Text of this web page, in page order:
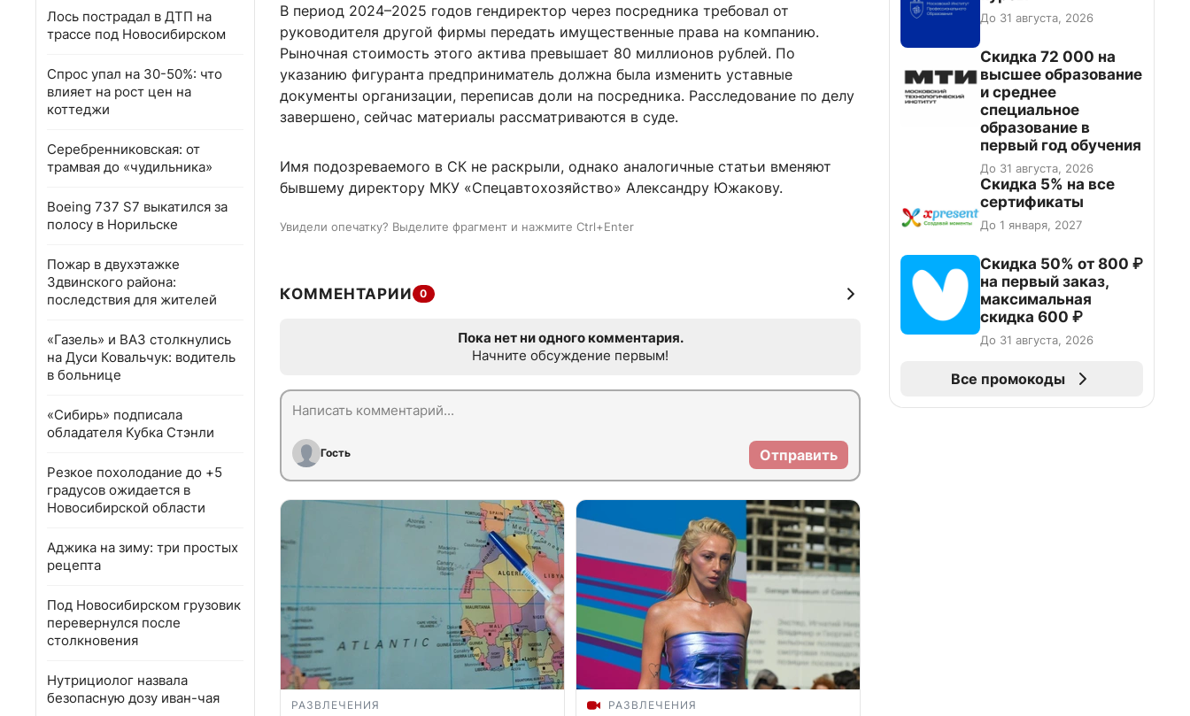
Лось пострадал в ДТП на
трассе под Новосибирском
Спрос упал на 30-50%: что
влияет на рост цен на
коттеджи
Серебренниковская: от
трамвая до «чудильника»
Boeing 737 S7 выкатился за
полосу в Норильске
Пожар в двухэтажке
Здвинского района:
последствия для жителей
«Газель» и ВАЗ столкнулись
на Дуси Ковальчук: водитель
в больнице
«Сибирь» подписала
обладателя Кубка Стэнли
Резкое похолодание до +5
градусов ожидается в
Новосибирской области
Аджика на зиму: три простых
рецепта
Под Новосибирском грузовик
перевернулся после
столкновения
Нутрициолог назвала
безопасную дозу иван-чая
В период 2024–2025 годов гендиректор через посредника требовал от
руководителя другой фирмы передать имущественные права на компанию.
Рыночная стоимость этого актива превышает 80 миллионов рублей. По
указанию фигуранта предприниматель должна была изменить уставные
документы организации, переписав доли на посредника. Расследование по делу
завершено, сейчас материалы рассматриваются в суде.
Имя подозреваемого в СК не раскрыли, однако аналогичные статьи вменяют
бывшему директору МКУ «Спецавтохозяйство» Александру Южакову.
Увидели опечатку? Выделите фрагмент и нажмите Ctrl+Enter
КОММЕНТАРИИ 0
Пока нет ни одного комментария.
Начните обсуждение первым!
Гость Отправить
РАЗВЛЕЧЕНИЯ РАЗВЛЕЧЕНИЯ
До 31 августа, 2026
Скидка 72 000 на
высшее образование
и среднее
специальное
образование в
первый год обучения
До 31 августа, 2026
Скидка 5% на все
сертификаты
До 1 января, 2027
Скидка 50% от 800 ₽
на первый заказ,
максимальная
скидка 600 ₽
До 31 августа, 2026
Все промокоды